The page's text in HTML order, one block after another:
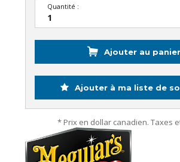
Quantité :
Ajouter au panier
Ajouter à ma liste de
* Prix en dollar canadien. Taxes